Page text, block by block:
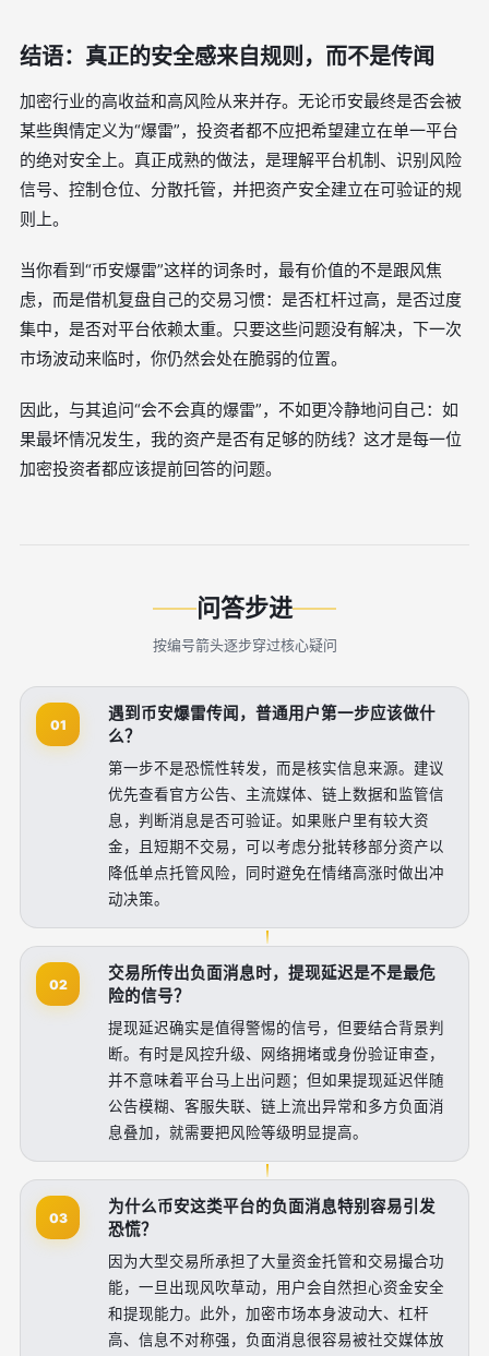
结语：真正的安全感来自规则，而不是传闻
加密行业的高收益和高风险从来并存。无论币安最终是否会被
某些舆情定义为“爆雷”，投资者都不应把希望建立在单一平台
的绝对安全上。真正成熟的做法，是理解平台机制、识别风险
信号、控制仓位、分散托管，并把资产安全建立在可验证的规
则上。
当你看到“币安爆雷”这样的词条时，最有价值的不是跟风焦
虑，而是借机复盘自己的交易习惯：是否杠杆过高，是否过度
集中，是否对平台依赖太重。只要这些问题没有解决，下一次
市场波动来临时，你仍然会处在脆弱的位置。
因此，与其追问“会不会真的爆雷”，不如更冷静地问自己：如
果最坏情况发生，我的资产是否有足够的防线？这才是每一位
加密投资者都应该提前回答的问题。
问答步进
按编号箭头逐步穿过核心疑问
01
遇到币安爆雷传闻，普通用户第一步应该做什
么？
第一步不是恐慌性转发，而是核实信息来源。建议
优先查看官方公告、主流媒体、链上数据和监管信
息，判断消息是否可验证。如果账户里有较大资
金，且短期不交易，可以考虑分批转移部分资产以
降低单点托管风险，同时避免在情绪高涨时做出冲
动决策。
02
交易所传出负面消息时，提现延迟是不是最危
险的信号？
提现延迟确实是值得警惕的信号，但要结合背景判
断。有时是风控升级、网络拥堵或身份验证审查，
并不意味着平台马上出问题；但如果提现延迟伴随
公告模糊、客服失联、链上流出异常和多方负面消
息叠加，就需要把风险等级明显提高。
03
为什么币安这类平台的负面消息特别容易引发
恐慌？
因为大型交易所承担了大量资金托管和交易撮合功
能，一旦出现风吹草动，用户会自然担心资金安全
和提现能力。此外，加密市场本身波动大、杠杆
高、信息不对称强，负面消息很容易被社交媒体放